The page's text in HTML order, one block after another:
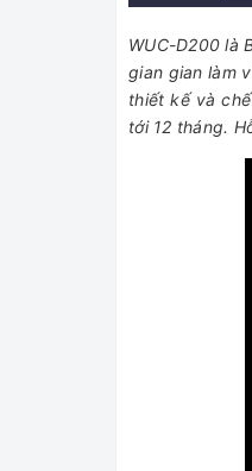
WUC-D200 là
gian gian làm
thiết kế và
tới 12 tháng.